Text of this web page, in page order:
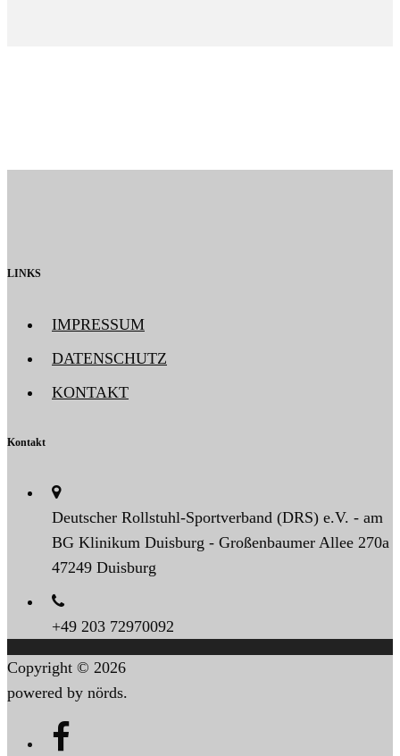
LINKS
IMPRESSUM
DATENSCHUTZ
KONTAKT
Kontakt
Deutscher Rollstuhl-Sportverband (DRS) e.V. - am
BG Klinikum Duisburg - Großenbaumer Allee 270a
47249 Duisburg
+49 203 72970092
Copyright © 2026
powered by nörds.